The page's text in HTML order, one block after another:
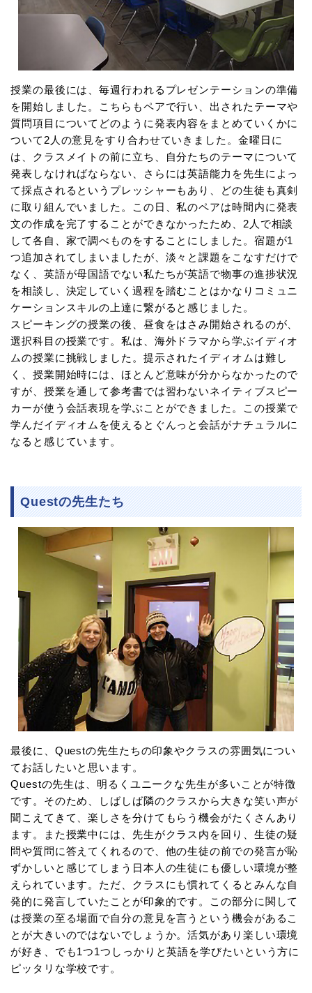
授業の最後には、毎週行われるプレゼンテーションの準備
を開始しました。こちらもペアで行い、出されたテーマや
質問項目についてどのように発表内容をまとめていくかに
ついて2人の意見をすり合わせていきました。金曜日に
は、クラスメイトの前に立ち、自分たちのテーマについて
発表しなければならない、さらには英語能力を先生によっ
て採点されるというプレッシャーもあり、どの生徒も真剣
に取り組んでいました。この日、私のペアは時間内に発表
文の作成を完了することができなかったため、2人で相談
して各自、家で調べものをすることにしました。宿題が1
つ追加されてしまいましたが、淡々と課題をこなすだけで
なく、英語が母国語でない私たちが英語で物事の進捗状況
を相談し、決定していく過程を踏むことはかなりコミュニ
ケーションスキルの上達に繋がると感じました。
スピーキングの授業の後、昼食をはさみ開始されるのが、
選択科目の授業です。私は、海外ドラマから学ぶイディオ
ムの授業に挑戦しました。提示されたイディオムは難し
く、授業開始時には、ほとんど意味が分からなかったので
すが、授業を通して参考書では習わないネイティブスピー
カーが使う会話表現を学ぶことができました。この授業で
学んだイディオムを使えるとぐんっと会話がナチュラルに
なると感じています。
Questの先生たち
最後に、Questの先生たちの印象やクラスの雰囲気につい
てお話したいと思います。
Questの先生は、明るくユニークな先生が多いことが特徴
です。そのため、しばしば隣のクラスから大きな笑い声が
聞こえてきて、楽しさを分けてもらう機会がたくさんあり
ます。また授業中には、先生がクラス内を回り、生徒の疑
問や質問に答えてくれるので、他の生徒の前での発言が恥
ずかしいと感じてしまう日本人の生徒にも優しい環境が整
えられています。ただ、クラスにも慣れてくるとみんな自
発的に発言していたことが印象的です。この部分に関して
は授業の至る場面で自分の意見を言うという機会があるこ
とが大きいのではないでしょうか。活気があり楽しい環境
が好き、でも1つ1つしっかりと英語を学びたいという方に
ピッタリな学校です。